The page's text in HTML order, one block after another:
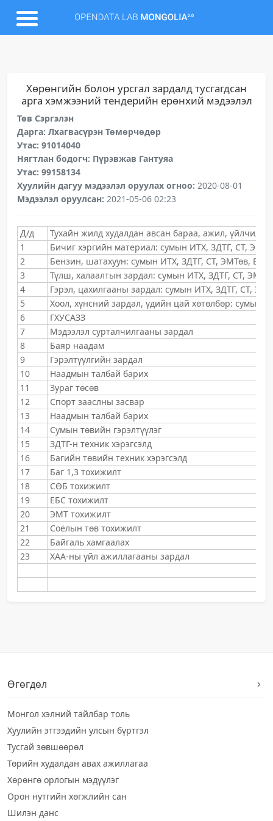
Хөрөнгийн болон урсгал зардалд тусгагдсан
арга хэмжээний тендерийн ерөнхий мэдээлэл
Төв Сэргэлэн
Дарга: Лхагвасүрэн Төмөрчөдөр
Утас: 91014040
Нягтлан бодогч: Пүрэвжав Гантуяа
Утас: 99158134
Хуулийн дагуу мэдээлэл оруулах огноо: 2020-08-01
Мэдээлэл оруулсан: 2021-05-06 02:23
Д/д
Тухайн жилд худалдан авсан бараа, ажил,
1
Бичиг хэргийн материал: сумын ИТХ, ЗДТГ, СТ,
2
Бензин, шатахуун: сумын ИТХ, ЗДТГ, СТ, ЭМТөв, ЕБС,
3
Түлш, халаалтын зардал: сумын ИТХ, ЗДТГ, СТ,
4
Гэрэл, цахилгааны зардал: сумын ИТХ, ЗДТГ, СТ,
5
Хоол, хүнсний зардал, үдийн цай хөтөлбөр: сумын
6
ГХУСАЗЗ
7
Мэдээлэл сурталчилгааны зардал
8
Баяр наадам
9
Гэрэлтүүлгийн зардал
10
Наадмын талбай барих
11
Зураг төсөв
12
Спорт зааслны засвар
13
Наадмын талбай барих
14
Сумын төвийн гэрэлтүүлэг
15
ЗДТГ-н техник хэрэгсэлд
16
Багийн төвийн техник хэрэгсэлд
17
Баг 1,3 тохижилт
18
СӨБ тохижилт
19
ЕБС тохижилт
20
ЭМТ тохижилт
21
Соёлын төв тохижилт
22
Байгаль хамгаалах
23
ХАА-ны үйл ажиллагааны зардал
Өгөгдөл
Монгол хэлний тайлбар толь
Хуулийн этгээдийн улсын бүртгэл
Тусгай зөвшөөрөл
Төрийн худалдан авах ажиллагаа
Хөрөнгө орлогын мэдүүлэг
Орон нутгийн хөгжлийн сан
Шилэн данс